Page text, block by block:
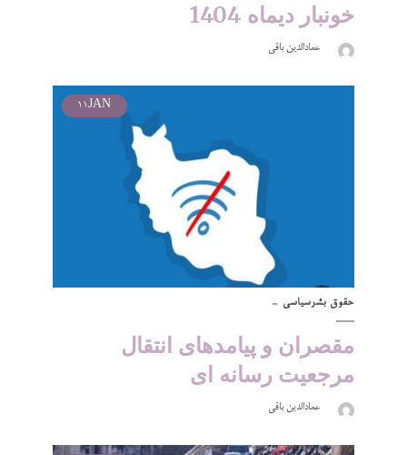
خونبار دیماه 1404
عمادالدین باقی
JAN
11
حقوق بشرسیاسی
مقصران و پیامدهای انتقال
مرجعیت رسانه ای
عمادالدین باقی